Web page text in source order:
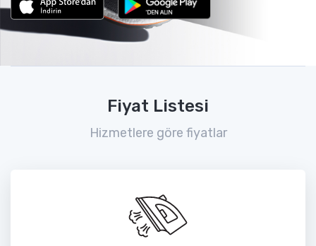
Fiyat Listesi
Hizmetlere göre fiyatlar